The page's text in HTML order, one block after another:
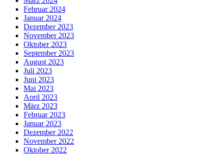
Februar 2024
Januar 2024
Dezember 2023
November 2023
Oktober 2023
September 2023
August 2023
Juli 2023
Juni 2023
Mai 2023
April 2023
März 2023
Februar 2023
Januar 2023
Dezember 2022
November 2022
Oktober 2022